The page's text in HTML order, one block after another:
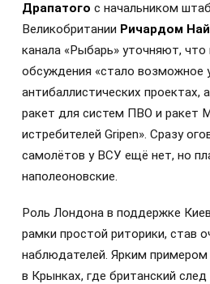
Драпатого с начальником
Великобритании Ричардом
канала «Рыбарь» уточняют, что
обсуждения «стало возможное
антибаллистических проектах,
ракет для систем ПВО и ракет
истребителей Gripen». Сразу
самолётов у ВСУ ещё нет, но
наполеоновские.
Роль Лондона в поддержке
рамки простой риторики, став
наблюдателей. Ярким примером
в Крынках, где британский